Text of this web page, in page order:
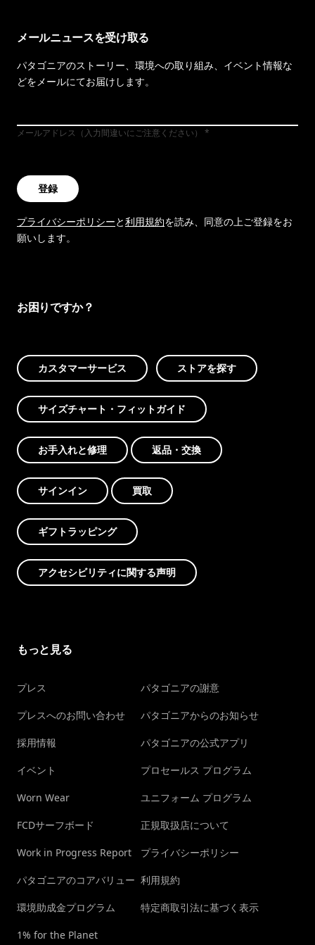
メールニュースを受け取る
パタゴニアのストーリー、環境への取り組み、イベント情報な
どをメールにてお届けします。
メールアドレス（入力間違いにご注意ください）
登録
プライバシーポリシーと利用規約を読み、同意の上ご登録をお
願いします。
お困りですか？
カスタマーサービス ストアを探す
サイズチャート・フィットガイド
お手入れと修理 返品・交換
サインイン 買取
ギフトラッピング
アクセシビリティに関する声明
もっと見る
プレス
プレスへのお問い合わせ
採用情報
イベント
Worn Wear
FCDサーフボード
Work in Progress Report
パタゴニアのコアバリュー
環境助成金プログラム
1% for the Planet
パタゴニアの謝意
パタゴニアからのお知らせ
パタゴニアの公式アプリ
プロセールス プログラム
ユニフォーム プログラム
正規取扱店について
プライバシーポリシー
利用規約
特定商取引法に基づく表示